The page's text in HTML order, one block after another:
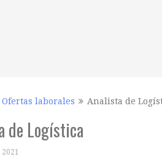
Ofertas laborales Analista de
de Logística
2021